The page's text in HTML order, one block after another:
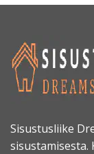
Sisustusliike
sisustamisesta.